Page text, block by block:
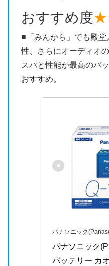
おすすめ度
■「みんから」でも殿
性、さらにオーディオ
スパと性能が最高のバ
おすすめ。
パナソニック
パナソニック
バッテリー カ